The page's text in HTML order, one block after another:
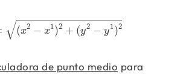
√(x2 − x1)2 + (y2 − y1)2
=(x2−x1)2+(y2−y1)2
de punto medio para